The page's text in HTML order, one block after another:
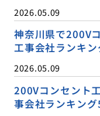
2026.05.09
神奈川県で200V
工事会社ランキ
2026.05.09
200Vコンセント
事会社ランキン